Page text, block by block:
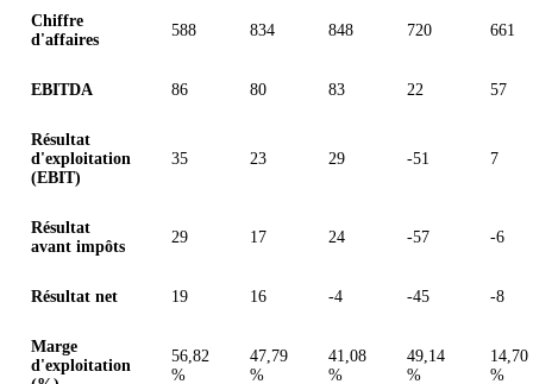
Chiffre
d'affaires
588 834 848 720 661
EBITDA 86 80 83 22 57
Résultat
d'exploitation
(EBIT)
35 23 29 -51 7
Résultat
avant impôts
29 17 24 -57 -6
Résultat net 19 16 -4 -45 -8
Marge
d'exploitation
56,82
%
47,79
%
41,08
%
49,14
%
14,70
%